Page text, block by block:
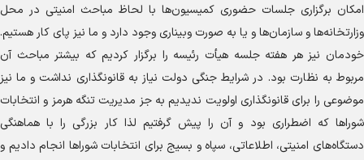
امکان برگزاری جلسات حضوری کمیسیون‌ها با لحاظ مباحث امنیتی در محل
وزارتخانه‌ها و سازمان‌ها و یا به صورت وبیناری وجود دارد و ما نیز پای کار هستیم.
خودمان نیز هر هفته جلسه هیأت رئیسه را برگزار کردیم که بیشتر مباحث آن
مربوط به نظارت بود. در شرایط جنگی دولت نیاز به قانونگذاری نداشت و ما نیز
موضوعی را برای قانونگذاری اولویت ندیدیم به جز مدیریت تنگه هرمز و انتخابات
شورا‌ها که اضطراری بود و آن را پیش گرفتیم لذا کار بزرگی را با هماهنگی
دستگاه‌های امنیتی، اطلاعاتی، سپاه و بسیج برای انتخابات شورا‌ها انجام دادیم و